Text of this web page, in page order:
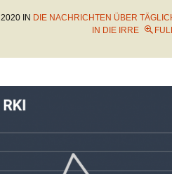
IN DIE NACHRICHTEN ÜBER
IN DIE IRRE